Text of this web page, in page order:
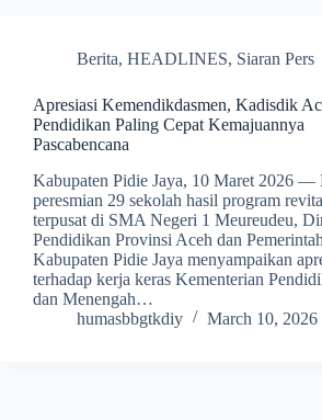
Berita, HEADLINES, Siaran Pers
Apresiasi Kemendikdasmen, Kadisdik
Pendidikan Paling Cepat Kemajuannya
Pascabencana
Kabupaten Pidie Jaya, 10 Maret 2026 —
peresmian 29 sekolah hasil program
terpusat di SMA Negeri 1 Meureudeu,
Pendidikan Provinsi Aceh dan Pemerintah
Kabupaten Pidie Jaya menyampaikan
terhadap kerja keras Kementerian
dan Menengah…
humasbbgtkdiy
March 10, 2026